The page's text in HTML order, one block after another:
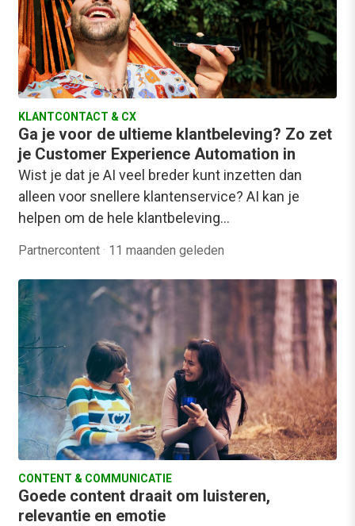
KLANTCONTACT & CX
Ga je voor de ultieme klantbeleving? Zo zet
je Customer Experience Automation in
Wist je dat je AI veel breder kunt inzetten dan
alleen voor snellere klantenservice? AI kan je
helpen om de hele klantbeleving…
Partnercontent · 11 maanden geleden
CONTENT & COMMUNICATIE
Goede content draait om luisteren,
relevantie en emotie